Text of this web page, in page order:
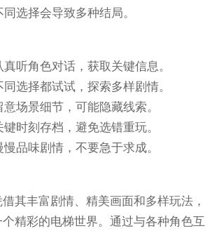
选择会导致多种结局。
听角色对话，获取关键信息。
选择都试试，探索多样剧情。
场景细节，可能隐藏线索。
时刻存档，避免选错重玩。
品味剧情，不要急于求成。
借其丰富剧情、精美画面和多样玩法，
精彩的电梯世界。通过与各种角色互